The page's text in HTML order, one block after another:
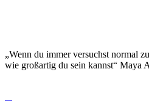
„Wenn du immer versuchst normal
wie großartig du sein kannst“ Maya